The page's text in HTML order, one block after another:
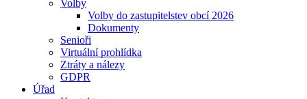
Volby
Volby do zastupitelstev obcí 2026
Dokumenty
Senioři
Virtuální prohlídka
Ztráty a nálezy
GDPR
Úřad